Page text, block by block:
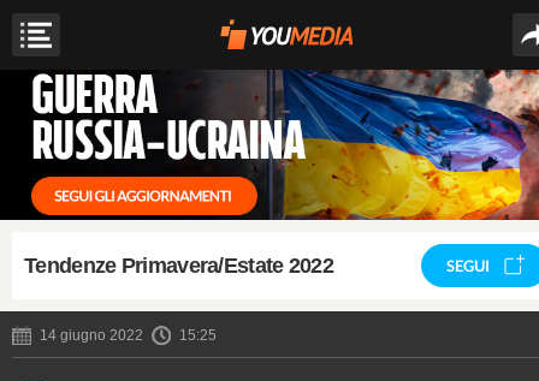
Tendenze Primavera/Estate 2022 SEGUI
14 giugno 2022 15:25